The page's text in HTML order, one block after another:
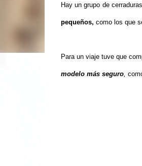
Hay un grupo de
pequeños, como los que
Para un viaje tuve que
modelo más seguro,